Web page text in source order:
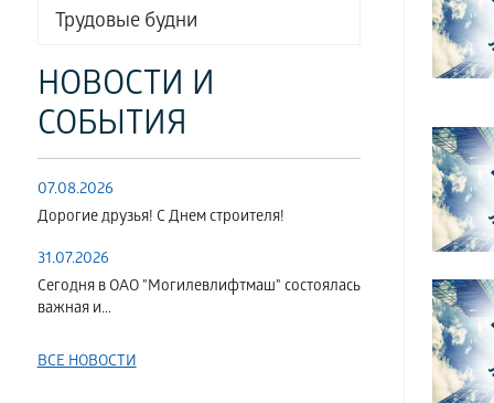
Трудовые будни
НОВОСТИ И
СОБЫТИЯ
07.08.2026
Дорогие друзья! С Днем строителя!
31.07.2026
Сегодня в ОАО "Могилевлифтмаш" состоялась
важная и...
ВСЕ НОВОСТИ